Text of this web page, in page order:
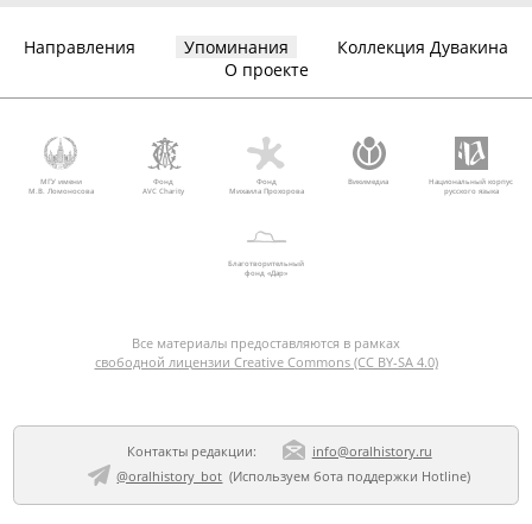
Направления Упоминания
Коллекция Дувакина
О проекте
МГУ имени
М.В. Ломоносова
Фонд
AVC Charity
Фонд
Михаила Прохорова
Викимедиа
Национальный корпус
русского языка
Благотворительный
фонд «Дар»
Все материалы предоставляются в рамках
свободной лицензии Creative Commons (CC BY-SA 4.0)
Контакты редакции:
info@oralhistory.ru
@oralhistory_bot (Используембота поддержки Hotline)